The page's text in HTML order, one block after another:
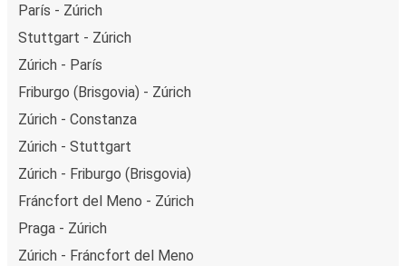
París - Zúrich
Stuttgart - Zúrich
Zúrich - París
Friburgo (Brisgovia) - Zúrich
Zúrich - Constanza
Zúrich - Stuttgart
Zúrich - Friburgo (Brisgovia)
Fráncfort del Meno - Zúrich
Praga - Zúrich
Zúrich - Fráncfort del Meno